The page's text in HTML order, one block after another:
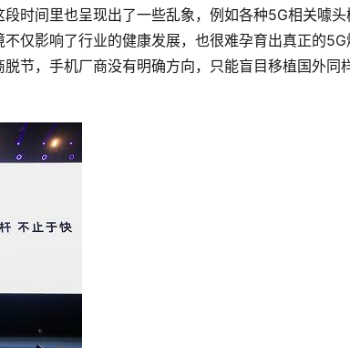
时间里也呈现出了一些乱象，例如各种5G相关噱头
仅影响了行业的健康发展，也很难孕育出真正的5G
节，手机厂商没有明确方向，只能盲目移植国外同